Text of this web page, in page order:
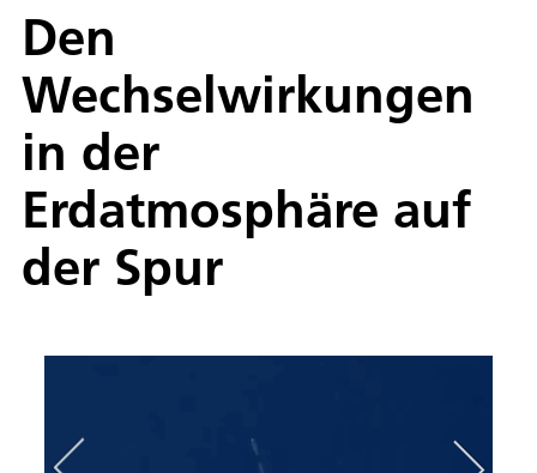
Den
Wechselwirkungen
in der
Erdatmosphäre auf
der Spur